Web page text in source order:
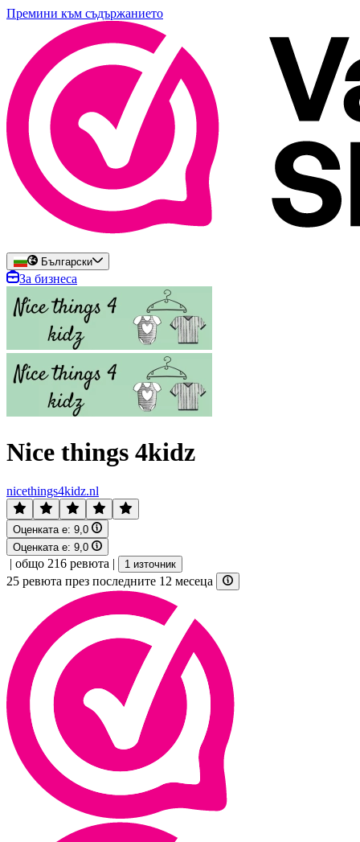
Премини към съдържанието
Български
За бизнеса
Nice things 4kidz
nicethings4kidz.nl
Оценката е: 9,0
Оценката е: 9,0
| общо 216 ревюта | 1 източник
25 ревюта през последните 12 месеца